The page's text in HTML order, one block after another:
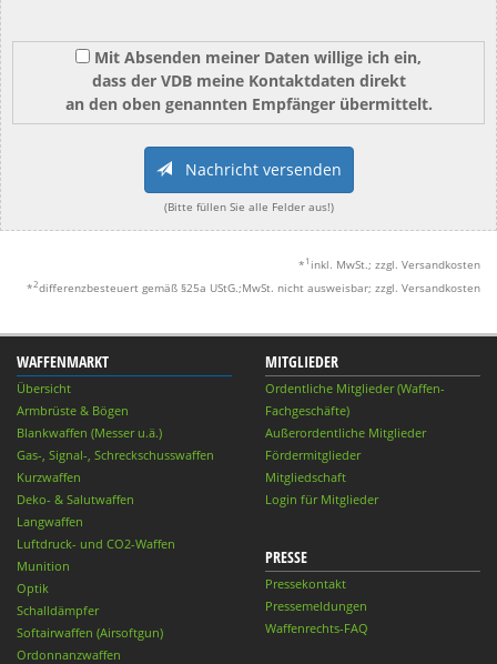
Mit Absenden meiner Daten willige ich ein,
dass der VDB meine Kontaktdaten direkt
an den oben genannten Empfänger übermittelt.
Nachricht versenden
(Bitte füllen Sie alle Felder aus!)
* 1 inkl. MwSt.; zzgl. Versandkosten
*2differenzbesteuert gemäß §25a UStG.;MwSt. nicht ausweisbar; zzgl. Versandkosten
WAFFENMARKT
Übersicht
Armbrüste & Bögen
Blankwaffen (Messer u.ä.)
Gas-, Signal-, Schreckschusswaffen
Kurzwaffen
Deko- & Salutwaffen
Langwaffen
Luftdruck- und CO2-Waffen
Munition
Optik
Schalldämpfer
Softairwaffen (Airsoftgun)
Ordonnanzwaffen
MITGLIEDER
Ordentliche Mitglieder (Waffen-
Fachgeschäfte)
Außerordentliche Mitglieder
Fördermitglieder
Mitgliedschaft
Login für Mitglieder
PRESSE
Pressekontakt
Pressemeldungen
Waffenrechts-FAQ